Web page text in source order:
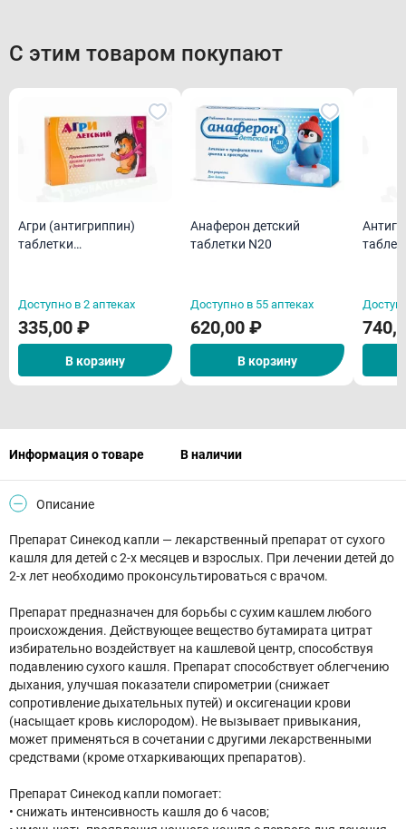
С этим товаром покупают
Агри (антигриппин)
таблетки
Доступно в 2 аптеках
335,00 ₽
В корзину
Анаферон детский
таблетки N20
Доступно в 55 аптеках
620,00 ₽
В корзину
Информация о товаре В наличии
Описание
Препарат Синекод капли — лекарственный препарат от сухого
кашля для детей с 2-х месяцев и взрослых. При лечении детей до
2-х лет необходимо проконсультироваться с врачом.
Препарат предназначен для борьбы с сухим кашлем любого
происхождения. Действующее вещество бутамирата цитрат
избирательно воздействует на кашлевой центр, способствуя
подавлению сухого кашля. Препарат способствует облегчению
дыхания, улучшая показатели спирометрии (снижает
сопротивление дыхательных путей) и оксигенации крови
(насыщает кровь кислородом). Не вызывает привыкания,
может применяться в сочетании с другими лекарственными
средствами (кроме отхаркивающих препаратов).
Препарат Синекод капли помогает:
• снижать интенсивность кашля до 6 часов;